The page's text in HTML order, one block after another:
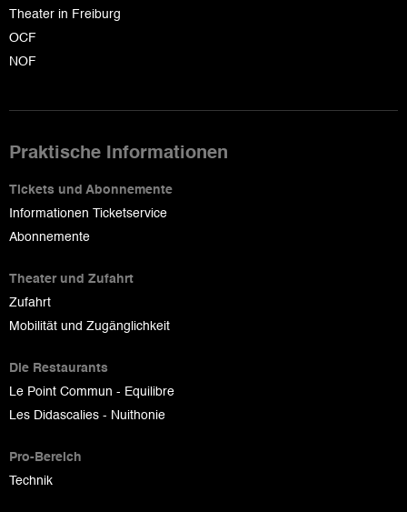
Theater in Freiburg
OCF
NOF
Praktische Informationen
Tickets und Abonnemente
Informationen Ticketservice
Abonnemente
Theater und Zufahrt
Zufahrt
Mobilität und Zugänglichkeit
Die Restaurants
Le Point Commun - Equilibre
Les Didascalies - Nuithonie
Pro-Bereich
Technik